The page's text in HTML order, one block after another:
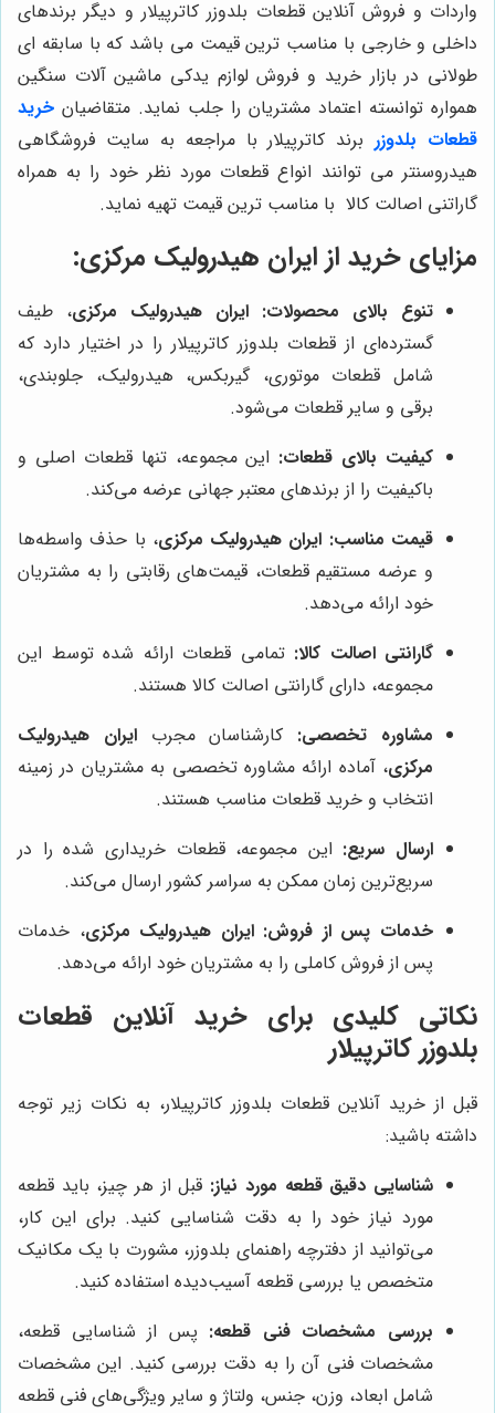
واردات و فروش آنلاین قطعات بلدوزر کاترپیلار و دیگر برندهای
داخلی و خارجی با مناسب ترین قیمت می باشد که با سابقه ای
طولانی در بازار خرید و فروش لوازم یدکی ماشین آلات سنگین
همواره توانسته اعتماد مشتریان را جلب نماید. متقاضیان خرید
قطعات بلدوزر برند کاترپیلار با مراجعه به سایت فروشگاهی
هیدروسنتر می توانند انواع قطعات مورد نظر خود را به همراه
گاراتنی اصالت کالا با مناسب ترین قیمت تهیه نماید.
مزایای خرید از ایران هیدرولیک مرکزی:
تنوع بالای محصولات: ایران هیدرولیک مرکزی، طیف
گسترده‌ای از قطعات بلدوزر کاترپیلار را در اختیار دارد که
شامل قطعات موتوری، گیربکس، هیدرولیک، جلوبندی،
برقی و سایر قطعات می‌شود.
کیفیت بالای قطعات: این مجموعه، تنها قطعات اصلی و
باکیفیت را از برندهای معتبر جهانی عرضه می‌کند.
قیمت مناسب: ایران هیدرولیک مرکزی، با حذف واسطه‌ها
و عرضه مستقیم قطعات، قیمت‌های رقابتی را به مشتریان
خود ارائه می‌دهد.
گارانتی اصالت کالا: تمامی قطعات ارائه شده توسط این
مجموعه، دارای گارانتی اصالت کالا هستند.
مشاوره تخصصی: کارشناسان مجربایران هیدرولیک
مرکزی، آماده ارائه مشاوره تخصصی به مشتریان در زمینه
انتخاب و خرید قطعات مناسب هستند.
ارسال سریع: این مجموعه، قطعات خریداری شده را در
سریع‌ترین زمان ممکن به سراسر کشور ارسال می‌کند.
خدمات پس از فروش: ایران هیدرولیک مرکزی، خدمات
پس از فروش کاملی را به مشتریان خود ارائه می‌دهد.
نکاتی کلیدی برای خرید آنلاین قطعات
بلدوزر کاترپیلار
قبل از خرید آنلاین قطعات بلدوزر کاترپیلار، به نکات زیر توجه
داشته باشید:
شناسایی دقیق قطعه مورد نیاز: قبل از هر چیز، باید قطعه
مورد نیاز خود را به دقت شناسایی کنید. برای این کار،
می‌توانید از دفترچه راهنمای بلدوزر، مشورت با یک مکانیک
متخصص یا بررسی قطعه آسیب‌دیده استفاده کنید.
بررسی مشخصات فنی قطعه: پس از شناسایی قطعه،
مشخصات فنی آن را به دقت بررسی کنید. این مشخصات
شامل ابعاد، وزن، جنس، ولتاژ و سایر ویژگی‌های فنی قطعه